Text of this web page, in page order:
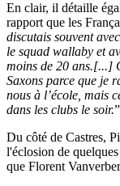
En clair, il détaille
rapport que les
discutais souvent
le squad wallaby et
moins de 20 ans.[...]
Saxons parce que je
nous à l’école, mais
dans les clubs le soir.”
Du côté de Castres,
l'éclosion de
que Florent